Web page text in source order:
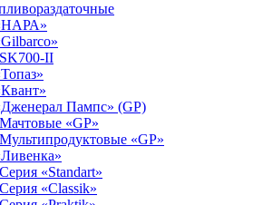
SK700-II
Пампс» (GP)
Мачтовые «GP»
Мультипродуктовые «GP»
Серия «Standart»
Серия «Classik»